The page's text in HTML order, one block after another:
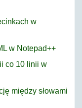
w
w Notepad++
co 10 linii w
między słowami